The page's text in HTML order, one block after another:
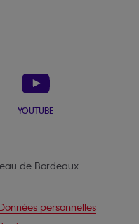
YOUTUBE
de Bordeaux
personnelles